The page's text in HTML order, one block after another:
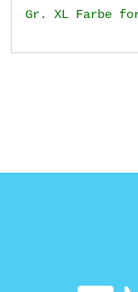
Gr. XL Farbe